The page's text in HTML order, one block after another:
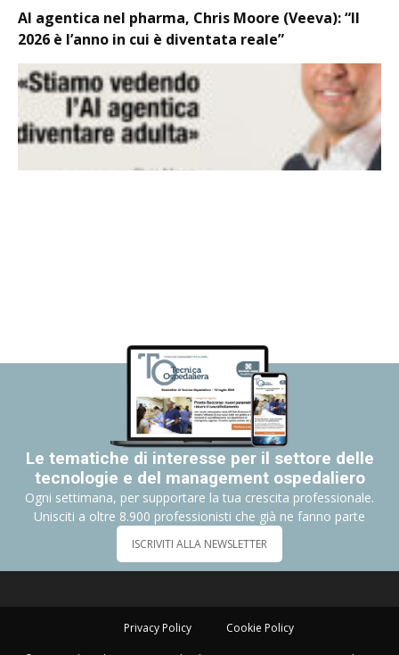
AI agentica nel pharma, Chris Moore (Veeva): “Il
2026 è l’anno in cui è diventata reale”
Le tematiche di interesse per il settore delle
tecnologie e del management ospedaliero
Ogni settimana, per supportare la tua crescita professionale.
Unisciti a oltre 8.900 professionisti che già ne fanno parte
ISCRIVITI ALLA NEWSLETTER
Privacy Policy Cookie Policy